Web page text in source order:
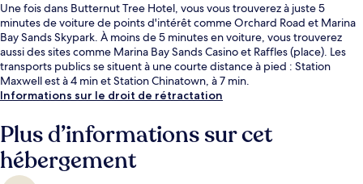
Une fois dans Butternut Tree Hotel, vous vous trouverez à juste 5
minutes de voiture de points d'intérêt comme Orchard Road et Marina
Bay Sands Skypark. À moins de 5 minutes en voiture, vous trouverez
aussi des sites comme Marina Bay Sands Casino et Raffles (place). Les
transports publics se situent à une courte distance à pied : Station
Maxwell est à 4 min et Station Chinatown, à 7 min.
Informations sur le droit de rétractation
Plus d’informations sur cet
hébergement